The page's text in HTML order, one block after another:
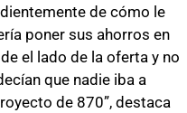
de cómo le
poner sus ahorros en
el lado de la oferta y no
que nadie iba a
de 870”, destaca